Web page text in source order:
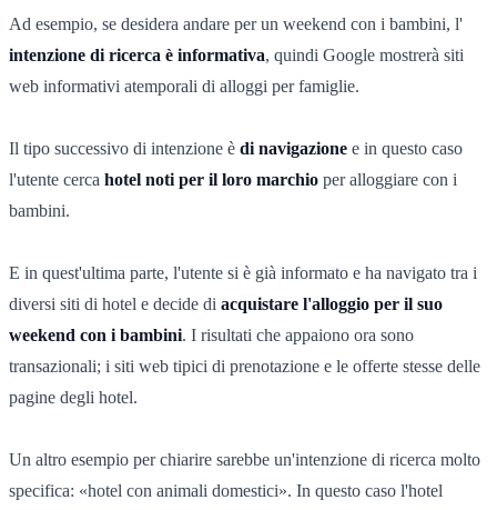
Ad esempio, se desidera andare per un weekend con i bambini, l'
intenzione di ricerca è informativa, quindi Google mostrerà siti
web informativi atemporali di alloggi per famiglie.
Il tipo successivo di intenzione è di navigazione e in questo caso
l'utente cerca hotel noti per il loro marchio per alloggiare con i
bambini.
E in quest'ultima parte, l'utente si è già informato e ha navigato tra i
diversi siti di hotel e decide di acquistare l'alloggio per il suo
weekend con i bambini. I risultati che appaiono ora sono
transazionali; i siti web tipici di prenotazione e le offerte stesse delle
pagine degli hotel.
Un altro esempio per chiarire sarebbe un'intenzione di ricerca molto
specifica: «hotel con animali domestici». In questo caso l'hotel